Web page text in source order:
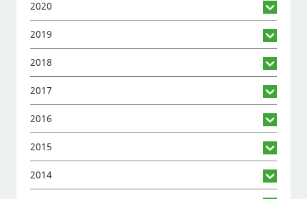
2020
2019
2018
2017
2016
2015
2014